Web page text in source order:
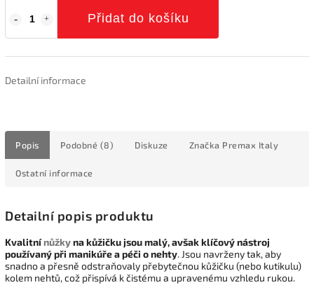
Přidat do košíku
Detailní informace
Popis Podobné (8) Diskuze Značka Premax Italy
Ostatní informace
Detailní popis produktu
Kvalitnínůžkyna kůžičku jsou malý, avšak klíčový nástroj
používaný při manikúře a péči o nehty. Jsou navrženy tak, aby
snadno a přesně odstraňovaly přebytečnou kůžičku (nebo kutikulu)
kolem nehtů, což přispívá k čistému a upravenému vzhledu rukou.